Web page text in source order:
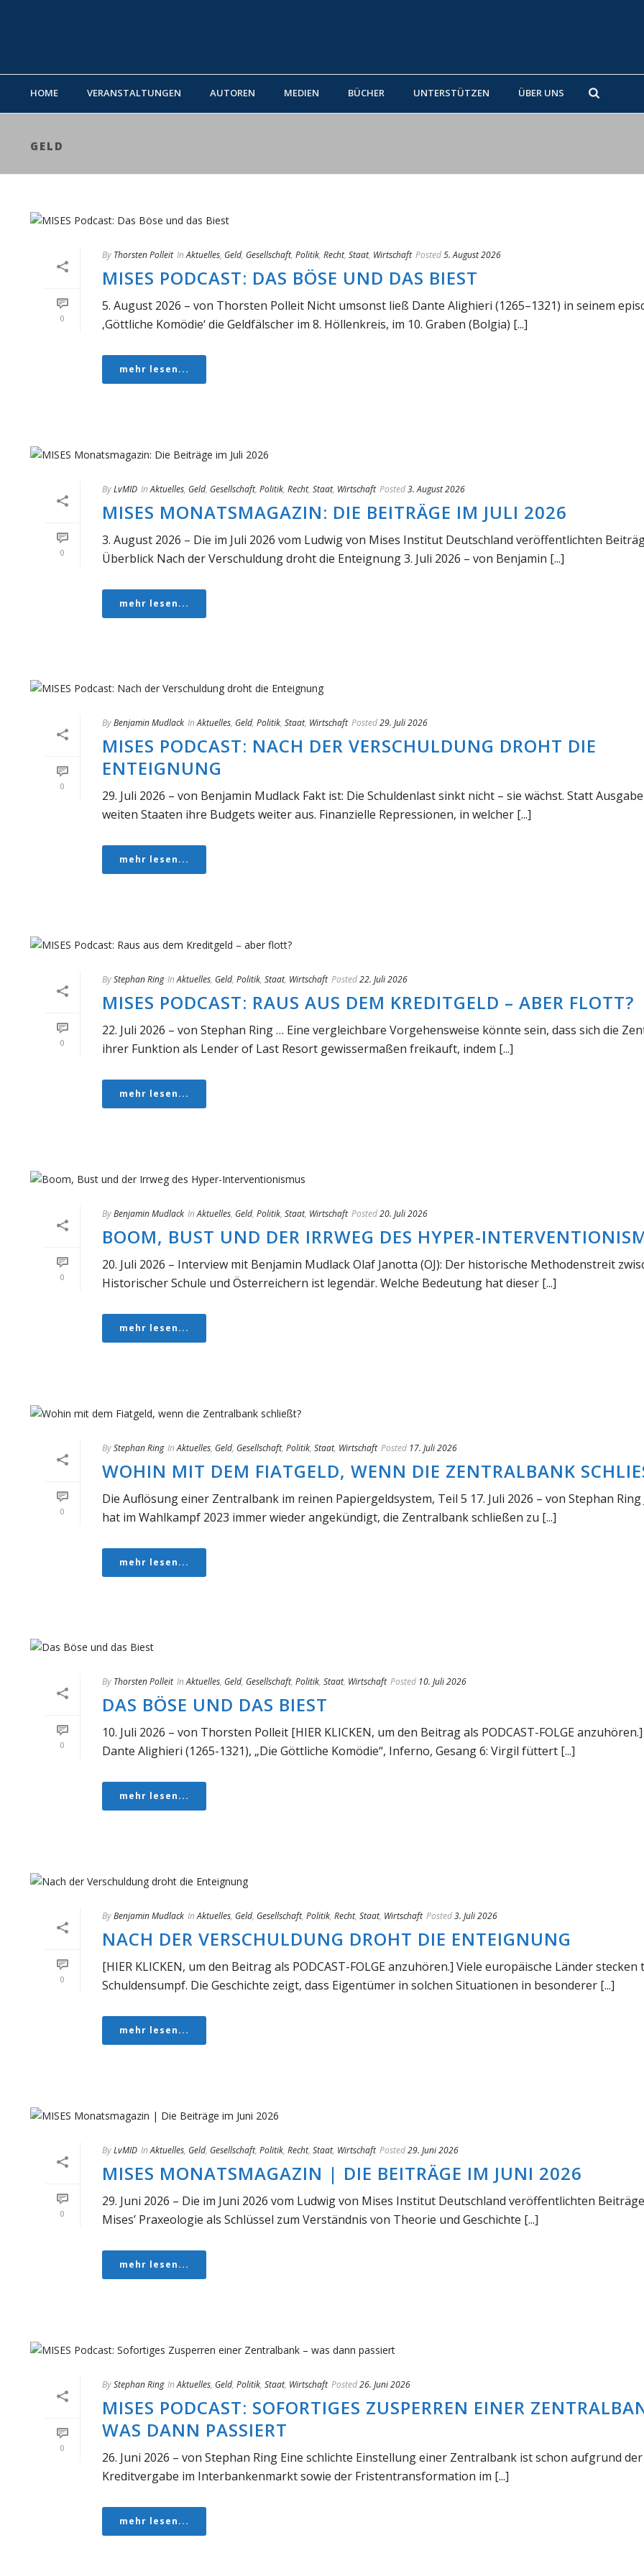
HOME VERANSTALTUNGEN AUTOREN MEDIEN BÜCHER UNTERSTÜTZEN ÜBER UNS
GELD
0
By Thorsten Polleit In Aktuelles, Geld, Gesellschaft, Politik, Recht, Staat, Wirtschaft Posted5. August 2026
MISES PODCAST: DAS BÖSE UND DAS BIEST
5. August 2026 – von Thorsten Polleit Nicht umsonst ließ Dante Alighieri (1265–1321) in seinem
‚Göttliche Komödie‘ die Geldfälscher im 8. Höllenkreis, im 10. Graben (Bolgia) [...]
mehr lesen...
0
ByLvMID In Aktuelles, Geld, Gesellschaft, Politik, Recht, Staat, Wirtschaft Posted3. August 2026
MISES MONATSMAGAZIN: DIE BEITRÄGE IM JULI 2026
3. August 2026 – Die im Juli 2026 vom Ludwig von Mises Institut Deutschland veröffentlichten
Überblick Nach der Verschuldung droht die Enteignung 3. Juli 2026 – von Benjamin [...]
mehr lesen...
0
ByBenjamin Mudlack In Aktuelles, Geld, Politik, Staat, Wirtschaft Posted29. Juli 2026
MISES PODCAST: NACH DER VERSCHULDUNG DROHT DIE
ENTEIGNUNG
29. Juli 2026 – von Benjamin Mudlack Fakt ist: Die Schuldenlast sinkt nicht – sie wächst. Statt
weiten Staaten ihre Budgets weiter aus. Finanzielle Repressionen, in welcher [...]
mehr lesen...
0
ByStephan Ring In Aktuelles, Geld, Politik, Staat, Wirtschaft Posted22. Juli 2026
MISES PODCAST: RAUS AUS DEM KREDITGELD – ABER FLOTT?
22. Juli 2026 – von Stephan Ring … Eine vergleichbare Vorgehensweise könnte sein, dass sich die
ihrer Funktion als Lender of Last Resort gewissermaßen freikauft, indem [...]
mehr lesen...
0
ByBenjamin Mudlack In Aktuelles, Geld, Politik, Staat, Wirtschaft Posted20. Juli 2026
BOOM, BUST UND DER IRRWEG DES HYPER-
20. Juli 2026 – Interview mit Benjamin Mudlack Olaf Janotta (OJ): Der historische Methodenstreit
Historischer Schule und Österreichern ist legendär. Welche Bedeutung hat dieser [...]
mehr lesen...
0
ByStephan Ring In Aktuelles, Geld, Gesellschaft, Politik, Staat, Wirtschaft Posted 17. Juli 2026
WOHIN MIT DEM FIATGELD, WENN DIE ZENTRALBANK
Die Auflösung einer Zentralbank im reinen Papiergeldsystem, Teil 5 17. Juli 2026 – von Stephan Ring
hat im Wahlkampf 2023 immer wieder angekündigt, die Zentralbank schließen zu [...]
mehr lesen...
0
By Thorsten Polleit In Aktuelles, Geld, Gesellschaft, Politik, Staat, Wirtschaft Posted 10. Juli 2026
DAS BÖSE UND DAS BIEST
10. Juli 2026 – von Thorsten Polleit [HIER KLICKEN, um den Beitrag als PODCAST-FOLGE
Dante Alighieri (1265-1321), „Die Göttliche Komödie“, Inferno, Gesang 6: Virgil füttert [...]
mehr lesen...
0
ByBenjamin Mudlack In Aktuelles, Geld, Gesellschaft, Politik, Recht, Staat, Wirtschaft Posted3. Juli 2026
NACH DER VERSCHULDUNG DROHT DIE ENTEIGNUNG
[HIER KLICKEN, um den Beitrag als PODCAST-FOLGE anzuhören.] Viele europäische Länder stecken
Schuldensumpf. Die Geschichte zeigt, dass Eigentümer in solchen Situationen in besonderer [...]
mehr lesen...
0
ByLvMID In Aktuelles, Geld, Gesellschaft, Politik, Recht, Staat, Wirtschaft Posted29. Juni 2026
MISES MONATSMAGAZIN | DIE BEITRÄGE IM JUNI 2026
29. Juni 2026 – Die im Juni 2026 vom Ludwig von Mises Institut Deutschland veröffentlichten
Mises’ Praxeologie als Schlüssel zum Verständnis von Theorie und Geschichte [...]
mehr lesen...
0
ByStephan Ring In Aktuelles, Geld, Politik, Staat, Wirtschaft Posted26. Juni 2026
MISES PODCAST: SOFORTIGES ZUSPERREN EINER
WAS DANN PASSIERT
26. Juni 2026 – von Stephan Ring Eine schlichte Einstellung einer Zentralbank ist schon aufgrund
Kreditvergabe im Interbankenmarkt sowie der Fristentransformation im [...]
mehr lesen...